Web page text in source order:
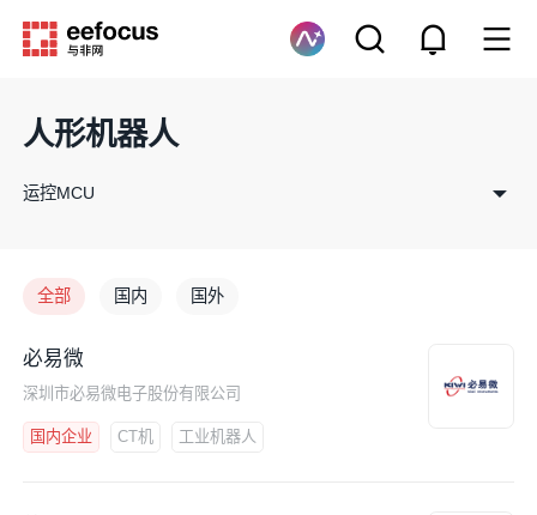
人形机器人
运控MCU
全部 国内 国外
必易微
深圳市必易微电子股份有限公司
国内企业 CT机 工业机器人